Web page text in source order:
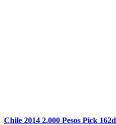
Chile 2014 2.000 Pesos Pick 162d